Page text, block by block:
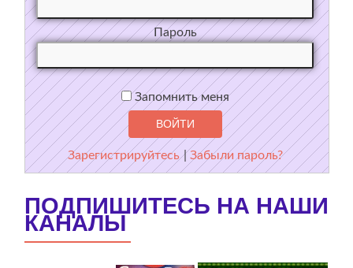
Пароль
Запомнить меня
Зарегистрируйтесь |Забыли пароль?
ПОДПИШИТЕСЬ НА НАШИ
КАНАЛЫ